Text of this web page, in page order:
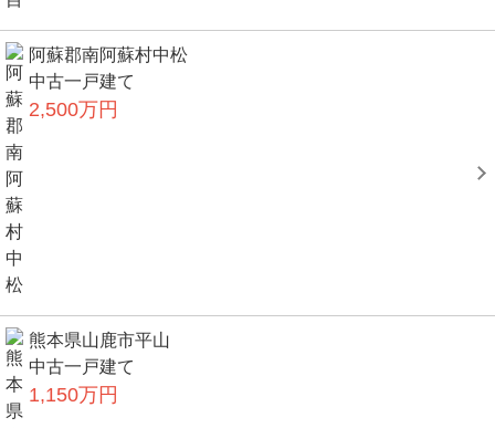
阿蘇郡南阿蘇村中松
中古一戸建て
2,500万円
熊本県山鹿市平山
中古一戸建て
1,150万円